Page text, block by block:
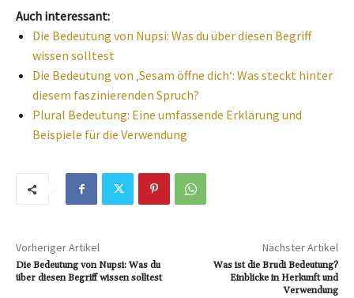
Auch interessant:
Die Bedeutung von Nupsi: Was du über diesen Begriff
wissen solltest
Die Bedeutung von ‚Sesam öffne dich‘: Was steckt hinter
diesem faszinierenden Spruch?
Plural Bedeutung: Eine umfassende Erklärung und
Beispiele für die Verwendung
Vorheriger Artikel
Die Bedeutung von Nupsi: Was du
über diesen Begriff wissen solltest
Nächster Artikel
Was ist die Brudi Bedeutung?
Einblicke in Herkunft und
Verwendung